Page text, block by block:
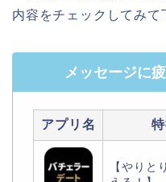
内容をチェックしてみて
メッセージに
アプリ名
【やりと